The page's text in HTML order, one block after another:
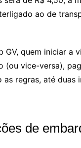
ao de
GV, quem iniciar a
(ou vice-versa),
as regras, até
de